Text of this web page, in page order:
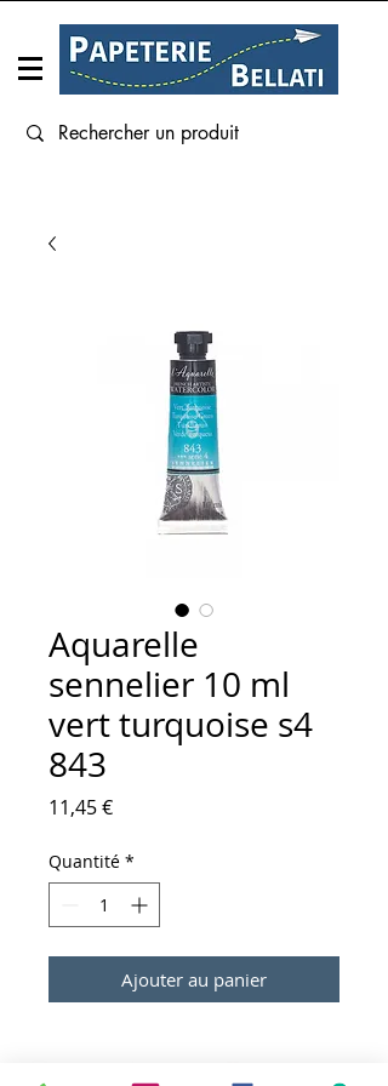
Aquarelle
sennelier 10 ml
vert turquoise s4
843
11,45 €Prix
Quantité *
Ajouter au panier